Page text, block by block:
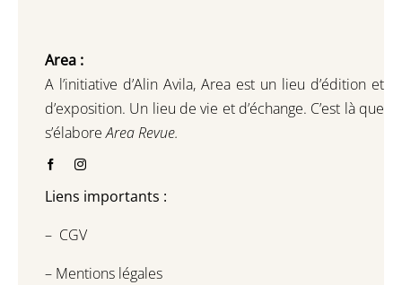
Area :
A l’initiative d’Alin Avila, Area est un lieu d’édition et
d’exposition. Un lieu de vie et d’échange. C’est là que
s’élaboreArea Revue.
Liens importants :
– CGV
– Mentions légales